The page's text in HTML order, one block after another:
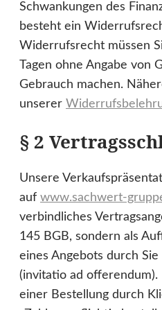
Schwankungen des
besteht ein
Widerrufsrecht müssen
Tagen ohne Angabe von
Gebrauch machen.
unserer
§ 2
Unsere
auf www.sachwert-
verbindliches
145 BGB, sondern als
eines Angebots durch
(invitatio ad
einer Bestellung durch